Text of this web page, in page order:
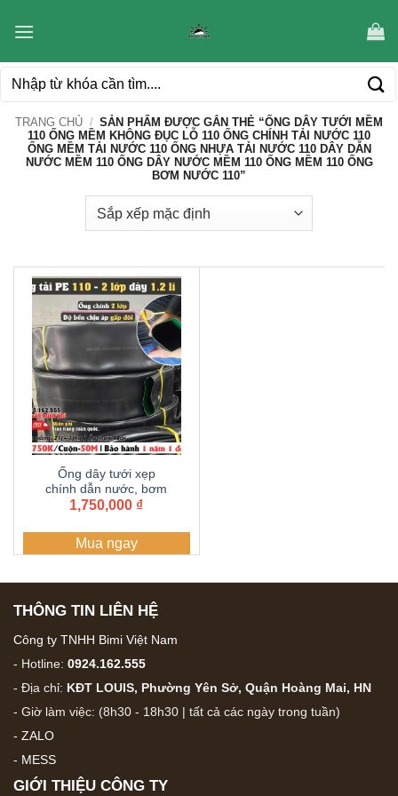
qua
dung
Tìm
TRANG CHỦ / SẢN PHẨM ĐƯỢC GẮN THẺ “ỐNG DÂY TƯỚI MỀM
110 ỐNG MỀM KHÔNG ĐỤC LỖ 110 ỐNG CHÍNH TẢI NƯỚC 110
ỐNG MỀM TẢI NƯỚC 110 ỐNG NHỰA TẢI NƯỚC 110 DÂY DẪN
NƯỚC MỀM 110 ỐNG DÂY NƯỚC MỀM 110 ỐNG MỀM 110 ỐNG
BƠM NƯỚC 110”
Ống dây tưới xẹp
chính dẫn nước, bơm
nước 110 Dây dẫn tưới
nước, ống tải nước| 2
lớp dày 1.2 li cuộn 50
1,750,000 ₫
Mua ngay
THÔNG TIN LIÊN HỆ
Công ty TNHH Bimi Việt Nam
- Hotline: 0924.162.555
- Địa chỉ: KĐT LOUIS, Phường Yên Sở, Quận Hoàng Mai, HN
- Giờ làm việc: (8h30 - 18h30 | tất cả các ngày trong tuần)
- ZALO
- MESS
GIỚI THIỆU CÔNG TY